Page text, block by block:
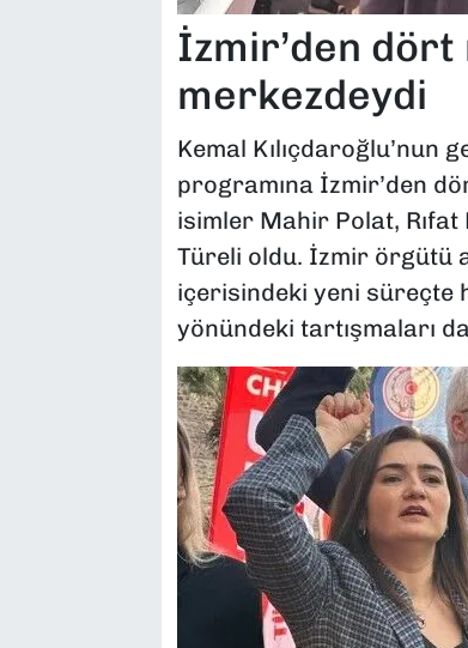
İzmir’den
merkezdeydi
Kemal
programına İzmir’den
isimler Mahir Polat, Rıfat
Türeli oldu. İzmir örgütü
içerisindeki yeni süreçte
yönündeki tartışmaları